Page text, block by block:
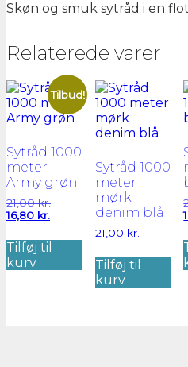
Skøn og smuk sytråd i en
Relaterede varer
Tilbud!
Sytråd 1000
meter
Army grøn
21,00kr.Den
oprindelige
var:
21,00 kr..
16,80 kr.
pris
er:
Tilføj til
kurv
Sytråd 1000
meter
mørk
denim blå
21,00 kr.
Tilføj til
kurv